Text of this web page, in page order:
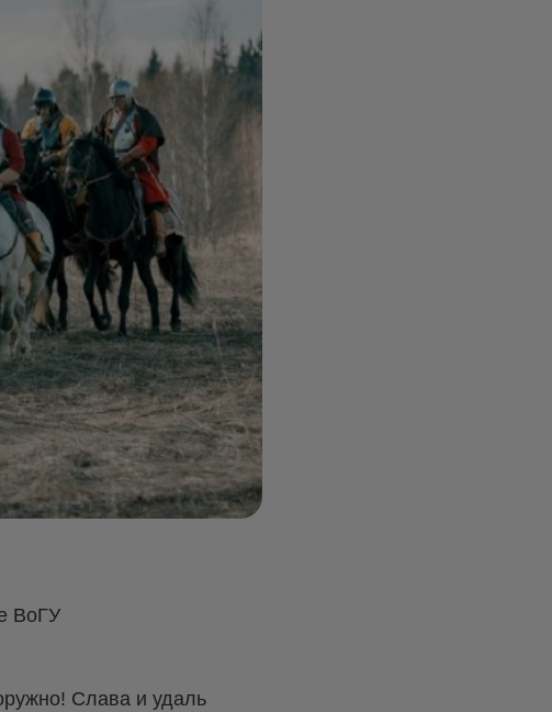
ВоГУ
Слава и удаль